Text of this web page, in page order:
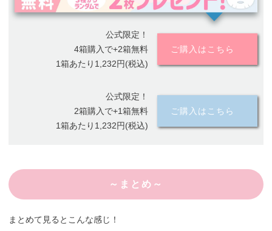
公式限定！
4箱購入で+2箱無料
1箱あたり1,232円(税込)
ご購入はこちら
公式限定！
2箱購入で+1箱無料
1箱あたり1,232円(税込)
ご購入はこちら
～まとめ～
まとめて見るとこんな感じ！